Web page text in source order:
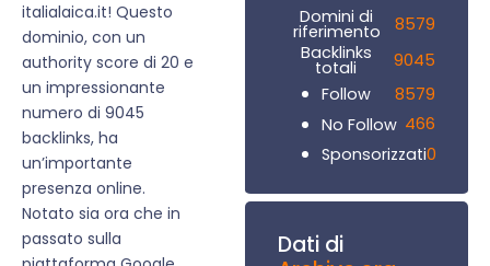
italialaica.it! Questo
dominio, con un
authority score di 20 e
un impressionante
numero di 9045
backlinks, ha
un’importante
presenza online.
Notato sia ora che in
passato sulla
Domini di
riferimento
8579
Backlinks
totali
9045
Follow
8579
No Follow 466
Sponsorizzati0
Dati di